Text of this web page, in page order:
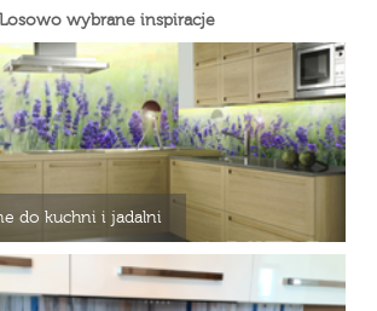
Losowo wybrane inspiracje
do kuchni i jadalni